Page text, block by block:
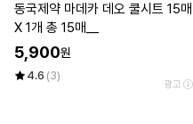
동국제약 마데카 데오 쿨시트 15매
X 1개 총 15매__
5,900원
4.6 (3)
광고